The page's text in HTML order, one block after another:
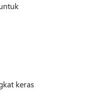
keras